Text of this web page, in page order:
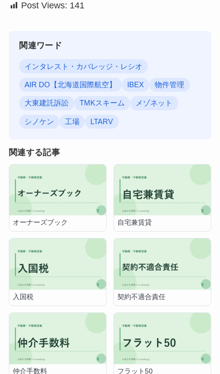
Post Views: 141
関連ワード
インタレスト・カバレッジ・レシオ
AIR DO【北海道国際航空】 IBEX 物件管理
大東建託訴訟 TMKスキーム メゾネット
シノケン 工場 LTARV
関連する記事
オーナーズブック 自宅兼賃貸
入国税 契約不適合責任
仲介手数料 フラット50